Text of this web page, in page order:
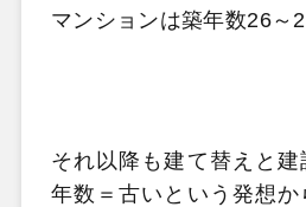
マンションは築年数26～
それ以降も建て替えと
年数＝古いという発想